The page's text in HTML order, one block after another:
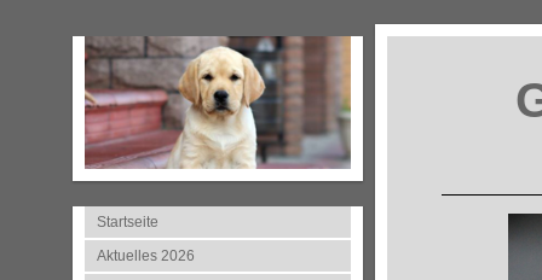
Startseite
Aktuelles 2026